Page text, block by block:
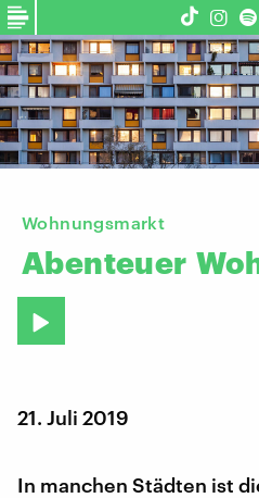
Wohnungsmarkt
Abenteuer
21. Juli 2019
In manchen Städten ist